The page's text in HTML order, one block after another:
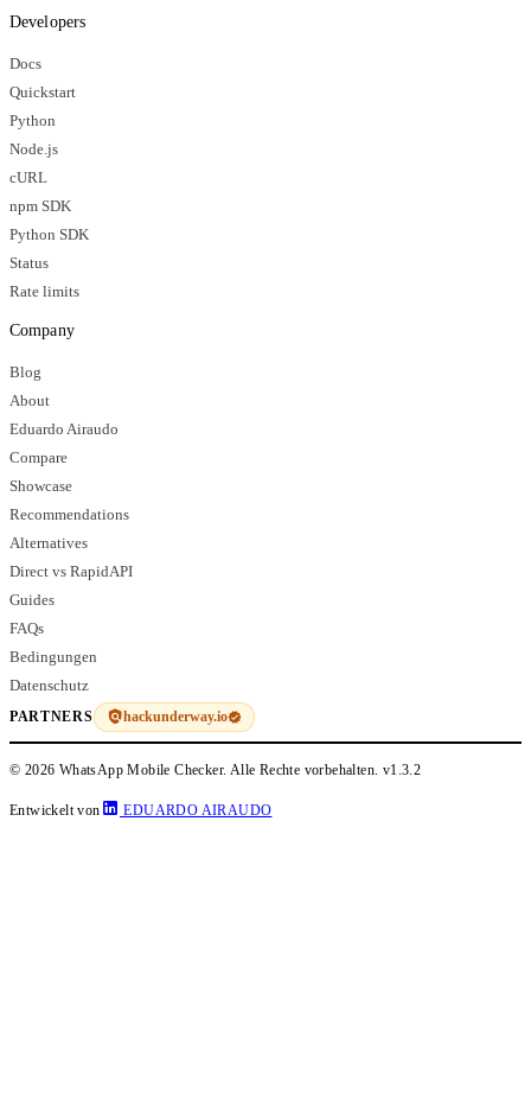
Developers
Docs
Quickstart
Python
Node.js
cURL
npm SDK
Python SDK
Status
Rate limits
Company
Blog
About
Eduardo Airaudo
Compare
Showcase
Recommendations
Alternatives
Direct vs RapidAPI
Guides
FAQs
Bedingungen
Datenschutz
PARTNERS hackunderway.io
© 2026 WhatsApp Mobile Checker. Alle Rechte vorbehalten. v1.3.2
Entwickelt von EDUARDO AIRAUDO